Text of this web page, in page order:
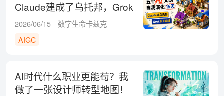
Claude建成了乌托邦，Grok
四天团灭！
2026/06/15
数字生命卡兹克
AIGC
AI时代什么职业更能苟？我
做了一张设计师转型地图！